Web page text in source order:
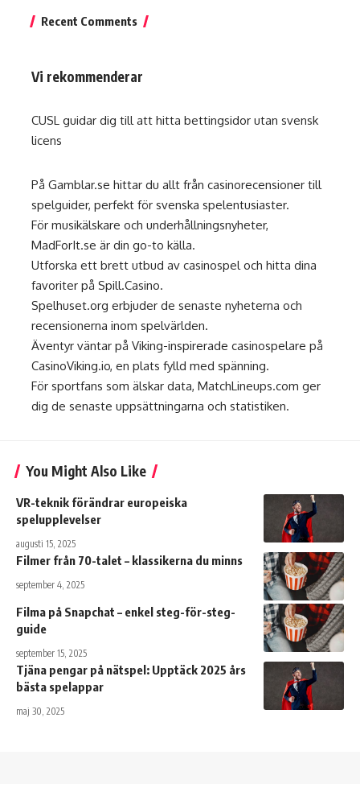
Recent Comments
Vi rekommenderar
CUSL guidar dig till att hitta bettingsidor utan svensk
licens
På Gamblar.se hittar du allt från casinorecensioner till
spelguider, perfekt för svenska spelentusiaster.
För musikälskare och underhållningsnyheter,
MadForIt.se är din go-to källa.
Utforska ett brett utbud av casinospel och hitta dina
favoriter på Spill.Casino.
Spelhuset.org erbjuder de senaste nyheterna och
recensionerna inom spelvärlden.
Äventyr väntar på Viking-inspirerade casinospelare på
CasinoViking.io, en plats fylld med spänning.
För sportfans som älskar data, MatchLineups.com ger
dig de senaste uppsättningarna och statistiken.
You Might Also Like
VR-teknik förändrar europeiska
spelupplevelser
augusti 15, 2025
Filmer från 70-talet – klassikerna du minns
september 4, 2025
Filma på Snapchat – enkel steg-för-steg-
guide
september 15, 2025
Tjäna pengar på nätspel: Upptäck 2025 års
bästa spelappar
maj 30, 2025